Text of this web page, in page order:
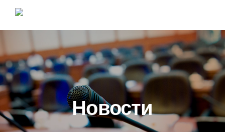
Новости